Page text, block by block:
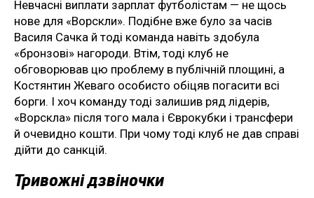
Невчасні виплати зарплат футболістам — не щось
нове для «Ворскли». Подібне вже було за часів
Василя Сачка й тоді команда навіть здобула
«бронзові» нагороди. Втім, тоді клуб не
обговорював цю проблему в публічній площині, а
Костянтин Жеваго особисто обіцяв погасити всі
борги. І хоч команду тоді залишив ряд лідерів,
«Ворскла» після того мала і Єврокубки і трансфери
й очевидно кошти. При чому тоді клуб не дав справі
дійти до санкцій.
Тривожні дзвіночки